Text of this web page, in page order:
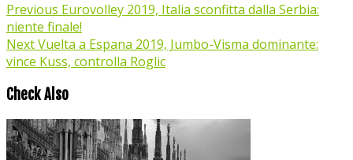
Previous Eurovolley 2019, Italia sconfitta dalla Serbia:
niente finale!
NextVuelta a Espana 2019, Jumbo-Visma dominante:
vince Kuss, controlla Roglic
Check Also